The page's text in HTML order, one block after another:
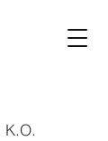
K.O.